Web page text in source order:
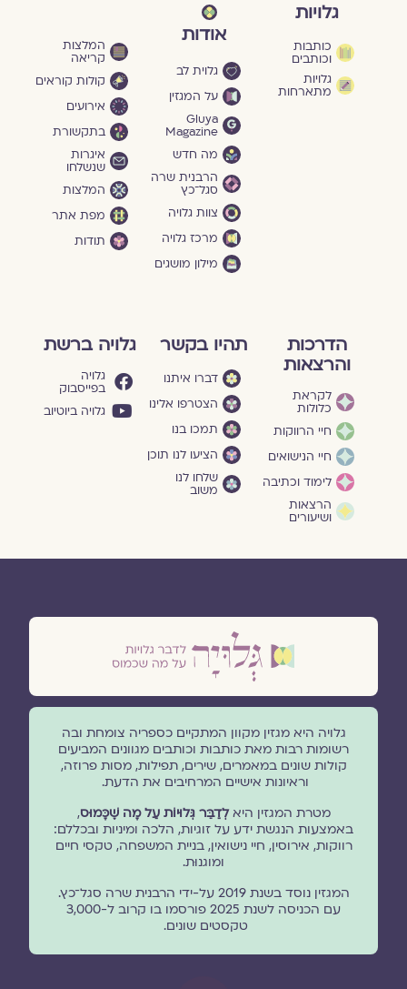
גלויות
כותבות
וכותבים
גלויות
מתארחות
אודות
גלוית לב
על המגזין
Gluya
Magazine
מה חדש
הרבנית שרה
סגל־כץ
צוות גלויה
מרכז גלויה
מילון מושגים
המלצות
קריאה
קולות קוראים
אירועים
בתקשורת
איגרות
שנשלחו
המלצות
מפת אתר
תודות
הדרכות
והרצאות
לקראת
כלולות
חיי הרווקות
חיי הנישואים
לימוד וכתיבה
הרצאות
ושיעורים
תהיו בקשר
דברו איתנו
הצטרפו אלינו
תמכו בנו
הציעו לנו תוכן
שלחו לנו
משוב
גלויה ברשת
גלויה
בפייסבוק
גלויה ביוטיוב
גלויה היא מגזין מקוון המתקיים כספריה צומחת ובה
רשומות רבות מאת כותבות וכותבים מגוונים המביעים
קולות שונים במאמרים, שירים, תפילות, מסות פרוזה,
וראיונות אישיים המרחיבים את הדעת.
מטרת המגזין היאלְדַבֵּר גְּלוּיוֹת עַל מָה שֶׁכָּמוּס,
באמצעות הנגשת ידע על זוגיות, הלכה ומיניות ובכללם:
רווקות, אירוסין, חיי נישואין, בניית המשפחה, טקסי חיים
ומוגנוּת.
המגזין נוסד בשנת 2019 על-ידי הרבנית שרה סגל־כץ.
עם הכניסה לשנת 2025 פורסמו בו קרוב ל-3,000
טקסטים שונים.